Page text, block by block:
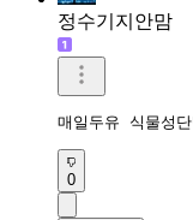
정수기지안맘
매일두유 식물성
0